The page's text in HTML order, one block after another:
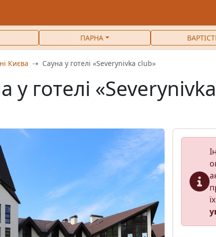
ПАРНА
Києва Сауна у готелі «Severynivka club»
у готелі